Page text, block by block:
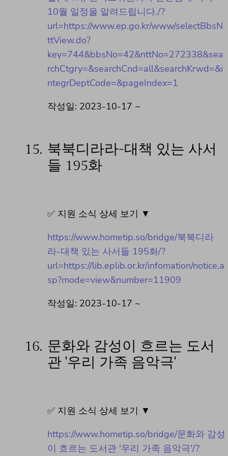
10월 일정을 알려드립니다./?
url=https://www.ep.go.kr/www/selectBbsN
ttView.do?
key=744&bbsNo=42&nttNo=272338&sea
rchCtgry=&searchCnd=all&searchKrwd=&i
ntegrDeptCode=&pageIndex=1
작성일: 2023-10-17 ~
15. 북북디라라-대책 있는 사서
들 195화
✅ 지원 소식 상세 보기 ▼
https://www.hometip.so/bridge/북북디라
라-대책 있는 사서들 195화/?
url=https://lib.eplib.or.kr/infomation/notice.a
sp?mode=view&number=11909
작성일: 2023-10-17 ~
16. 문화와 감성이 흐르는 도서
관 '우리 가족 음악극'
✅ 지원 소식 상세 보기 ▼
https://www.hometip.so/bridge/문화와 감성
이 흐르는 도서관 '우리 가족 음악극'/?